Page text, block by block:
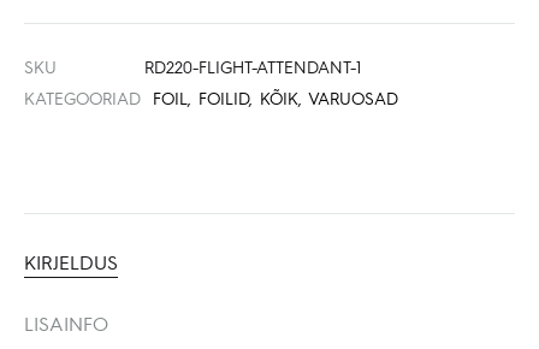
SKU
RD220-FLIGHT-ATTENDANT-1
KATEGOORIAD
FOIL FOILID, KÕIK VARUOSAD
KIRJELDUS
LISAINFO